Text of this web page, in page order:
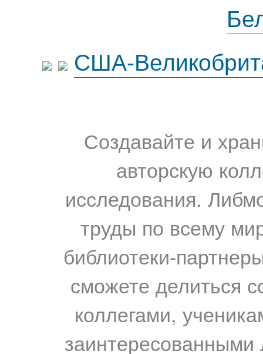
США-
Создавайте и
авторскую
исследования.
труды по всему
библиотеки-
сможете делиться
коллегами,